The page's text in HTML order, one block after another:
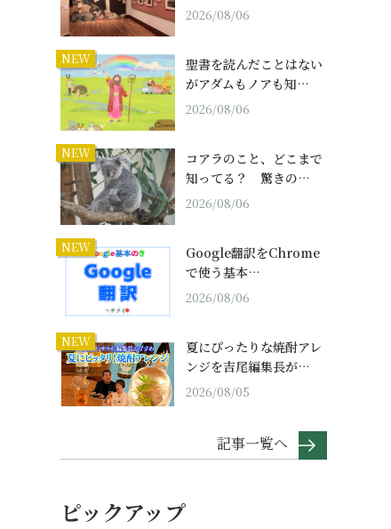
2026/08/06
NEW
聖書を読んだことはない
がアダムもノアも知…
2026/08/06
NEW
コアラのこと、どこまで
知ってる？ 驚きの…
2026/08/06
NEW
Google翻訳をChrome
で使う基本…
2026/08/06
NEW
夏にぴったりな焼酎アレ
ンジを吉尾編集長が…
2026/08/05
記事一覧へ
ピックアップ